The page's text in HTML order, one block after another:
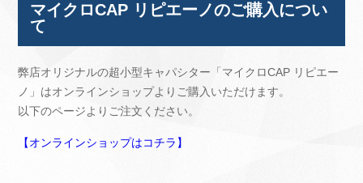
マイクロCAP リピエーノのご購入につい
て
弊店オリジナルの超小型キャパシター「マイクロCAP リピエー
ノ」はオンラインショップよりご購入いただけます。
以下のページよりご注文ください。
【オンラインショップはコチラ】